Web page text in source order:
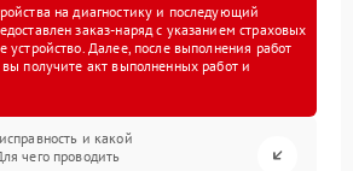
на диагностику и последующий
заказ-наряд с указанием страховых
устройство. Далее, после выполнения работ
получите акт выполненных работ и
и какой
чего проводить